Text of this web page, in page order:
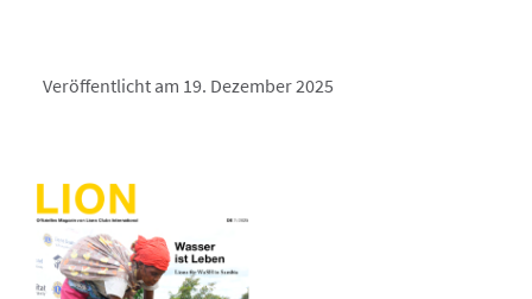
Veröffentlicht am 19. Dezember 2025